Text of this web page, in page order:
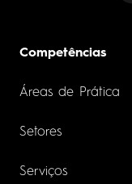
Competências
Áreas de Prática
Setores
Serviços